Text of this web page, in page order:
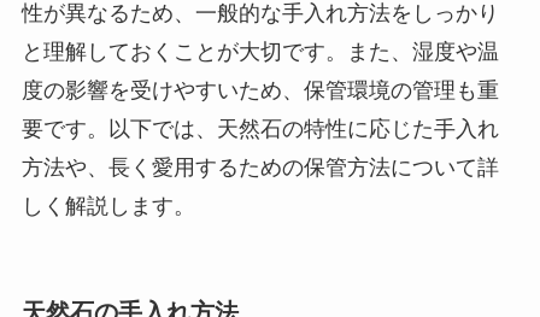
性が異なるため、一般的な手入れ方法をしっかり
と理解しておくことが大切です。また、湿度や温
度の影響を受けやすいため、保管環境の管理も重
要です。以下では、天然石の特性に応じた手入れ
方法や、長く愛用するための保管方法について詳
しく解説します。